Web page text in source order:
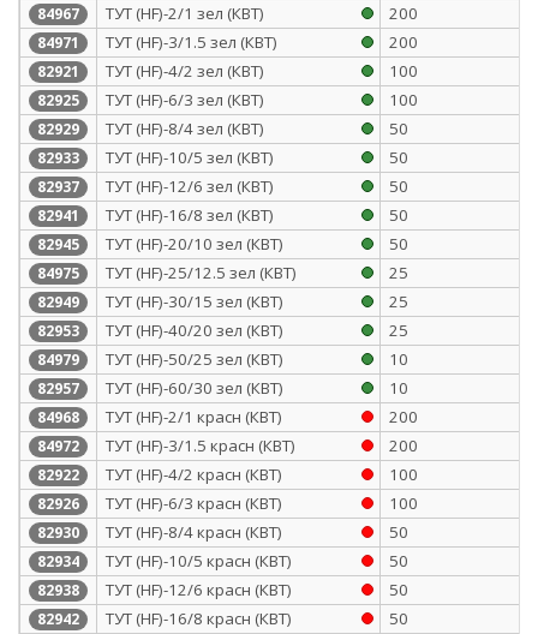
84967 ТУТ (HF)-2/1 зел (КВТ) 200
84971 ТУТ (HF)-3/1.5 зел (КВТ) 200
82921 ТУТ (HF)-4/2 зел (КВТ) 100
82925 ТУТ (HF)-6/3 зел (КВТ) 100
82929 ТУТ (HF)-8/4 зел (КВТ) 50
82933 ТУТ (HF)-10/5 зел (КВТ) 50
82937 ТУТ (HF)-12/6 зел (КВТ) 50
82941 ТУТ (HF)-16/8 зел (КВТ) 50
82945 ТУТ (HF)-20/10 зел (КВТ) 50
84975 ТУТ (HF)-25/12.5 зел (КВТ) 25
82949 ТУТ (HF)-30/15 зел (КВТ) 25
82953 ТУТ (HF)-40/20 зел (КВТ) 25
84979 ТУТ (HF)-50/25 зел (КВТ) 10
82957 ТУТ (HF)-60/30 зел (КВТ) 10
84968 ТУТ (HF)-2/1 красн (КВТ) 200
84972 ТУТ (HF)-3/1.5 красн (КВТ) 200
82922 ТУТ (HF)-4/2 красн (КВТ) 100
82926 ТУТ (HF)-6/3 красн (КВТ) 100
82930 ТУТ (HF)-8/4 красн (КВТ) 50
82934 ТУТ (HF)-10/5 красн (КВТ) 50
82938 ТУТ (HF)-12/6 красн (КВТ) 50
82942 ТУТ (HF)-16/8 красн (КВТ) 50